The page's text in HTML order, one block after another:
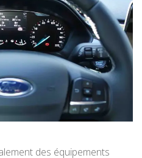
des équipements